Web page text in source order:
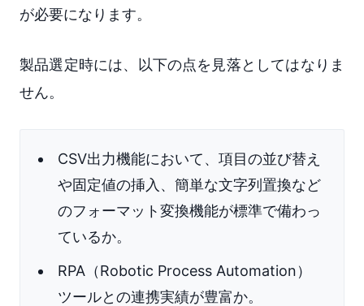
が必要になります。
製品選定時には、以下の点を見落としてはなりま
せん。
CSV出力機能において、項目の並び替え
や固定値の挿入、簡単な文字列置換など
のフォーマット変換機能が標準で備わっ
ているか。
RPA（Robotic Process Automation）
ツールとの連携実績が豊富か。